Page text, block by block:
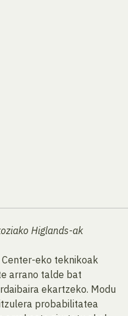
Higlands-ak
eko teknikoak
arrano talde bat
ekartzeko. Modu
probabilitatea